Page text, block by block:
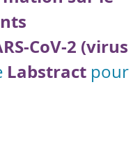
CoV-2 (virus
Labstract pour